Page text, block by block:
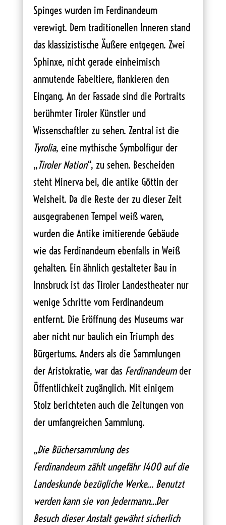
Spinges wurden im Ferdinandeum
verewigt. Dem traditionellen Inneren stand
das klassizistische Äußere entgegen. Zwei
Sphinxe, nicht gerade einheimisch
anmutende Fabeltiere, flankieren den
Eingang. An der Fassade sind die Portraits
berühmter Tiroler Künstler und
Wissenschaftler zu sehen. Zentral ist die
Tyrolia, eine mythische Symbolfigur der
„Tiroler Nation“, zu sehen. Bescheiden
steht Minerva bei, die antike Göttin der
Weisheit. Da die Reste der zu dieser Zeit
ausgegrabenen Tempel weiß waren,
wurden die Antike imitierende Gebäude
wie das Ferdinandeum ebenfalls in Weiß
gehalten. Ein ähnlich gestalteter Bau in
Innsbruck ist das Tiroler Landestheater nur
wenige Schritte vom Ferdinandeum
entfernt. Die Eröffnung des Museums war
aber nicht nur baulich ein Triumph des
Bürgertums. Anders als die Sammlungen
der Aristokratie, war das Ferdinandeumder
Öffentlichkeit zugänglich. Mit einigem
Stolz berichteten auch die Zeitungen von
der umfangreichen Sammlung.
„Die Büchersammlung des
Ferdinandeum zählt ungefähr 1400 auf die
Landeskunde bezügliche Werke… Benutzt
werden kann sie von Jedermann…Der
Besuch dieser Anstalt gewährt sicherlich